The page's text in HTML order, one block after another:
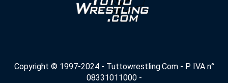
Copyright © 1997-2024 - Tuttowrestling.Com - P. IVA n°
08331011000 -